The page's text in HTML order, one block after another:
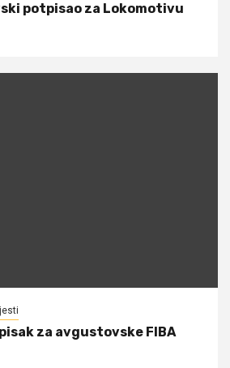
potpisao za Lokomotivu
za avgustovske FIBA